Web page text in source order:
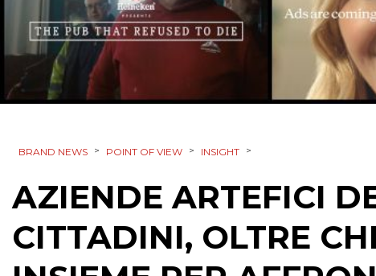
BRAND NEWS > POINT OF VIEW > INSIGHT >
AZIENDE ARTEFICI
CITTADINI, OLTRE